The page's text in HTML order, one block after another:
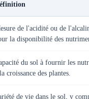
de l'acidité ou de
la disponibilité des
du sol à fournir les
croissance des plantes.
de vie dans le sol, y